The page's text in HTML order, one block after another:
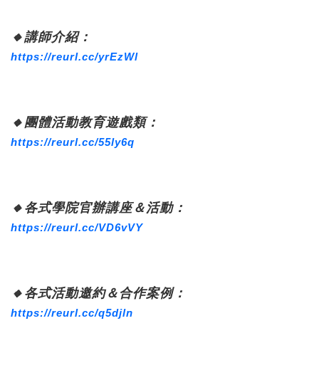
🔸講師介紹：
https://reurl.cc/yrEzWl
🔸團體活動教育遊戲類：
https://reurl.cc/55ly6q
🔸 各式學院官辦講座＆活動：
https://reurl.cc/VD6vVY
🔸 各式活動邀約＆合作案例：
https://reurl.cc/q5djln